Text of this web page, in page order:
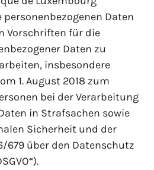
Daten
Vorschriften für die
Daten zu
insbesondere
1. August 2018 zum
bei der Verarbeitung
in Strafsachen sowie
Sicherheit und der
679 über den Datenschutz